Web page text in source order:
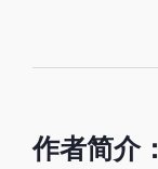
作者简介：